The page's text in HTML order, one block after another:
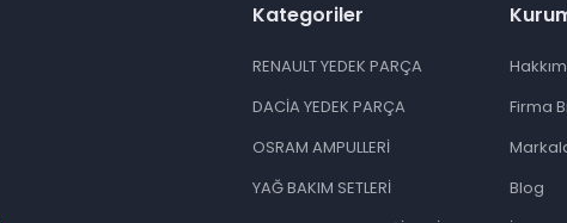
Kategoriler
RENAULT YEDEK PARÇA
DACİA YEDEK PARÇA
OSRAM AMPULLERİ
YAĞ BAKIM SETLERİ
Firma
Blog